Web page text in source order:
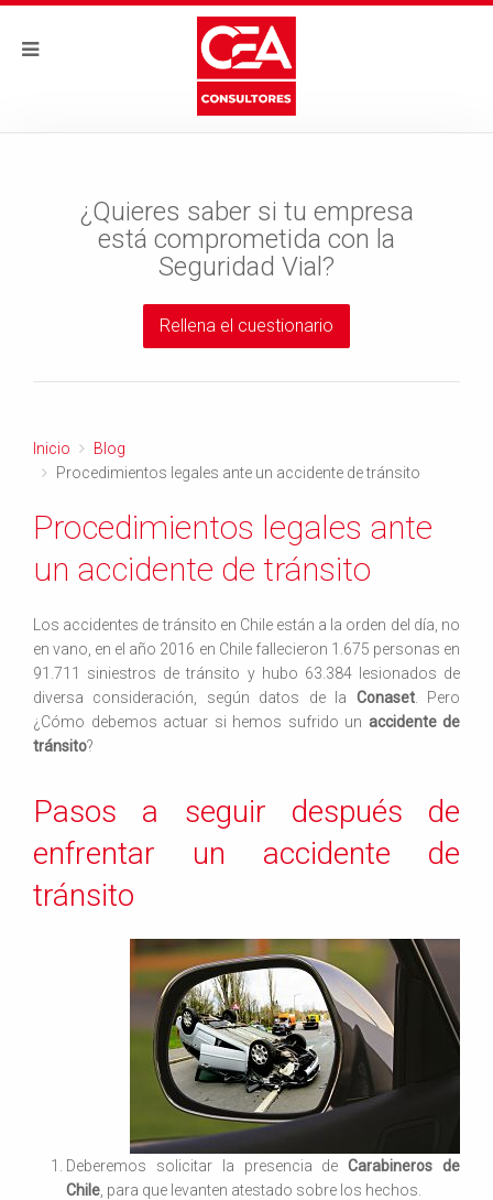
¿Quieres saber si tu empresa
está comprometida con la
Seguridad Vial?
Rellena el cuestionario
Inicio
Blog
Procedimientos legales ante un accidente de tránsito
Procedimientos legales ante
un accidente de tránsito
Los accidentes de tránsito en Chile están a la orden del día, no
en vano, en el año 2016 en Chile fallecieron 1.675 personas en
91.711 siniestros de tránsito y hubo 63.384 lesionados de
diversa consideración, según datos de la Conaset. Pero
¿Cómo debemos actuar si hemos sufrido un accidente de
tránsito?
Pasos a seguir después de
enfrentar un accidente de
tránsito
Deberemos solicitar la presencia deCarabineros de
Chile , para que levanten atestado sobre los hechos.